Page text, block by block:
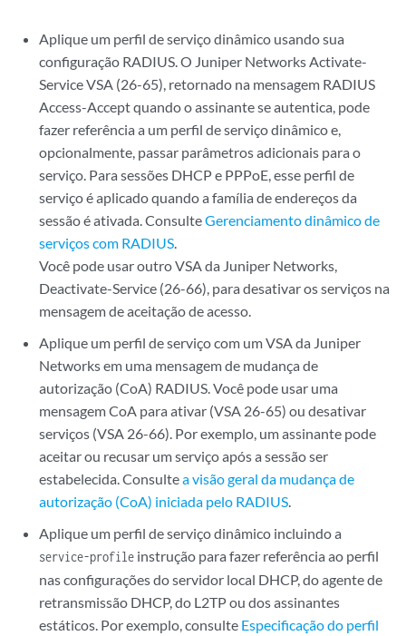
Aplique um perfil de serviço dinâmico usando sua
configuração RADIUS. O Juniper Networks Activate-
Service VSA (26-65), retornado na mensagem RADIUS
Access-Accept quando o assinante se autentica, pode
fazer referência a um perfil de serviço dinâmico e,
opcionalmente, passar parâmetros adicionais para o
serviço. Para sessões DHCP e PPPoE, esse perfil de
serviço é aplicado quando a família de endereços da
sessão é ativada. ConsulteGerenciamento dinâmico de
serviços com RADIUS.
Você pode usar outro VSA da Juniper Networks,
Deactivate-Service (26-66), para desativar os serviços na
mensagem de aceitação de acesso.
Aplique um perfil de serviço com um VSA da Juniper
Networks em uma mensagem de mudança de
autorização (CoA) RADIUS. Você pode usar uma
mensagem CoA para ativar (VSA 26-65) ou desativar
serviços (VSA 26-66). Por exemplo, um assinante pode
aceitar ou recusar um serviço após a sessão ser
estabelecida. Consultea visão geral da mudança de
autorização (CoA) iniciada pelo RADIUS.
Aplique um perfil de serviço dinâmico incluindo a
service-profile instrução para fazer referência ao perfil
nas configurações do servidor local DHCP, do agente de
retransmissão DHCP, do L2TP ou dos assinantes
estáticos. Por exemplo, consulte Especificação do perfil